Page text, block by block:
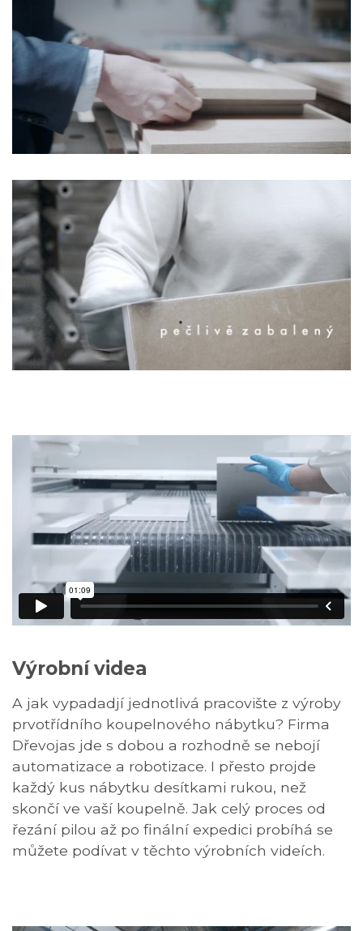
Výrobní videa
A jak vypadadjí jednotlivá pracovište z výroby
prvotřídního koupelnového nábytku? Firma
Dřevojas jde s dobou a rozhodně se nebojí
automatizace a robotizace. I přesto projde
každý kus nábytku desítkami rukou, než
skončí ve vaší koupelně. Jak celý proces od
řezání pilou až po finální expedici probíhá se
můžete podívat v těchto výrobních videích.